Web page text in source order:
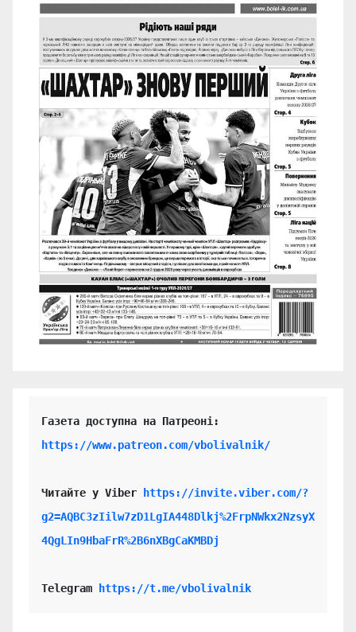
https://www.patreon.com/vbolivalnik/
Читайте у Viber
https://invite.viber.com/?
g2=AQBC3zIilw7zD1LgIA448Dlkj%2FrpNWkx2NzsyX
4QgLIn9HbaFrR%2B6nXBgCaKMBDj
Telegram https://t.me/vbolivalnik